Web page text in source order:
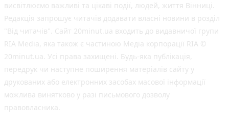
висвітлюємо важливі та цікаві події, людей, життя Вінниці.
Редакція запрошує читачів додавати власні новини в розділ
"Від читачів". Сайт 20minut.ua входить до видавничої групи
RIA Media, яка також є частиною Медіа корпорації RIA ©
20minut.ua. Усі права захищені. Будь-яка публiкацiя,
передрук чи наступне поширення матеріалів сайту у
друкованих або електронних засобах масової інформації
можлива винятково у разі письмового дозволу
правовласника.